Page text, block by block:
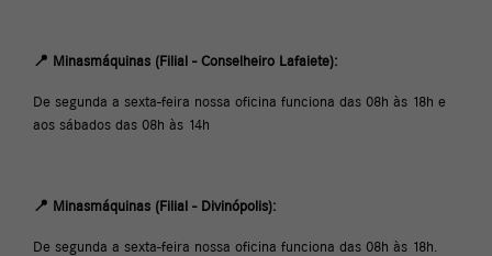
📍 Minasmáquinas (Filial - Conselheiro Lafaiete):
De segunda a sexta-feira nossa oficina funciona das 08h às 18h e
aos sábados das 08h às 14h
📍 Minasmáquinas (Filial - Divinópolis):
De segunda a sexta-feira nossa oficina funciona das 08h às 18h.